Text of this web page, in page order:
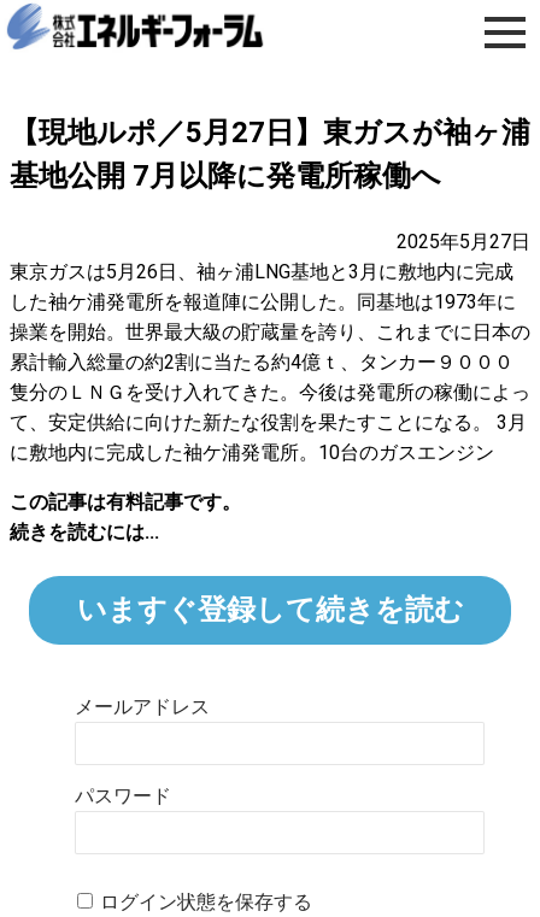
【現地ルポ／5月27日】東ガスが袖ヶ浦
基地公開 7月以降に発電所稼働へ
2025年5月27日
東京ガスは5月26日、袖ヶ浦LNG基地と3月に敷地内に完成
した袖ケ浦発電所を報道陣に公開した。同基地は1973年に
操業を開始。世界最大級の貯蔵量を誇り、これまでに日本の
累計輸入総量の約2割に当たる約4億ｔ、タンカー９０００
隻分のＬＮＧを受け入れてきた。今後は発電所の稼働によっ
て、安定供給に向けた新たな役割を果たすことになる。 3月
に敷地内に完成した袖ケ浦発電所。10台のガスエンジン
この記事は有料記事です。
続きを読むには...
いますぐ登録して続きを読む
メールアドレス
パスワード
ログイン状態を保存する